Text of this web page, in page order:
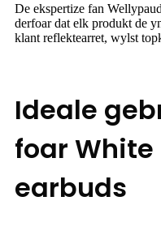
De ekspertize fan
derfoar dat elk produkt de
klant reflektearret, wylst
Ideale
foar
earbuds